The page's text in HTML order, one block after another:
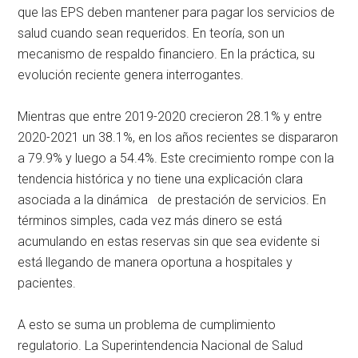
que las EPS deben mantener para pagar los servicios de
salud cuando sean requeridos. En teoría, son un
mecanismo de respaldo financiero. En la práctica, su
evolución reciente genera interrogantes.
Mientras que entre 2019-2020 crecieron 28.1% y entre
2020-2021 un 38.1%, en los años recientes se dispararon
a 79.9% y luego a 54.4%. Este crecimiento rompe con la
tendencia histórica y no tiene una explicación clara
asociada a la dinámica de prestación de servicios. En
términos simples, cada vez más dinero se está
acumulando en estas reservas sin que sea evidente si
está llegando de manera oportuna a hospitales y
pacientes.
A esto se suma un problema de cumplimiento
regulatorio. La Superintendencia Nacional de Salud